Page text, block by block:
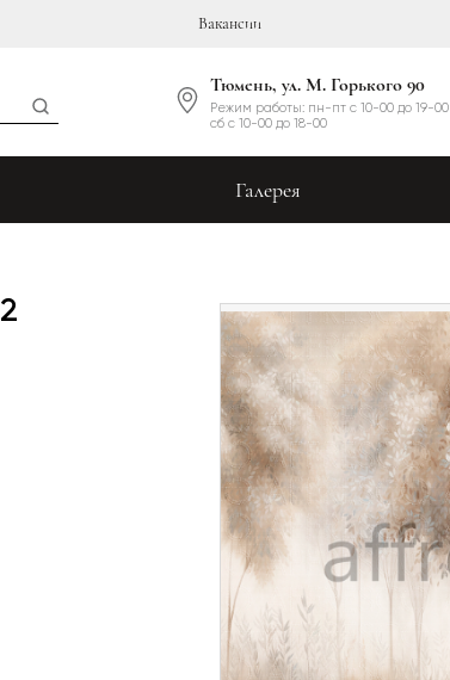
Вакансии
Тюмень, ул. М. Горького 90
Режим работы: пн-пт с 10-00 до 19-00
сб с 10-00 до 18-00
Галерея
2